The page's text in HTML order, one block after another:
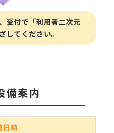
受付で「利用者二次元
してください。
備案内
日時